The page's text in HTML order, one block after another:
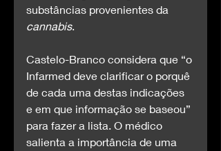
substâncias provenientes da
cannabis.
Castelo-Branco considera que “o
Infarmed deve clarificar o porquê
de cada uma destas indicações
e em que informação se baseou”
para fazer a lista. O médico
salienta a importância de uma